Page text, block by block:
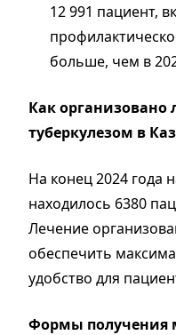
12 991 пациент,
больше, чем в
Как организовано
туберкулезом в
На конец 2024 года
находилось 6380
Лечение
обеспечить
удобство для
Формы